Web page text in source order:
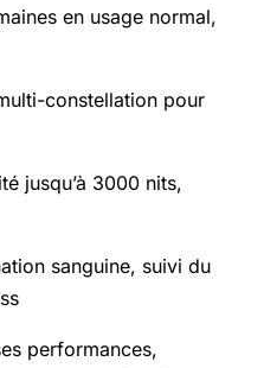
en usage normal,
constellation pour
jusqu’à 3000 nits,
sanguine, suivi du
performances,